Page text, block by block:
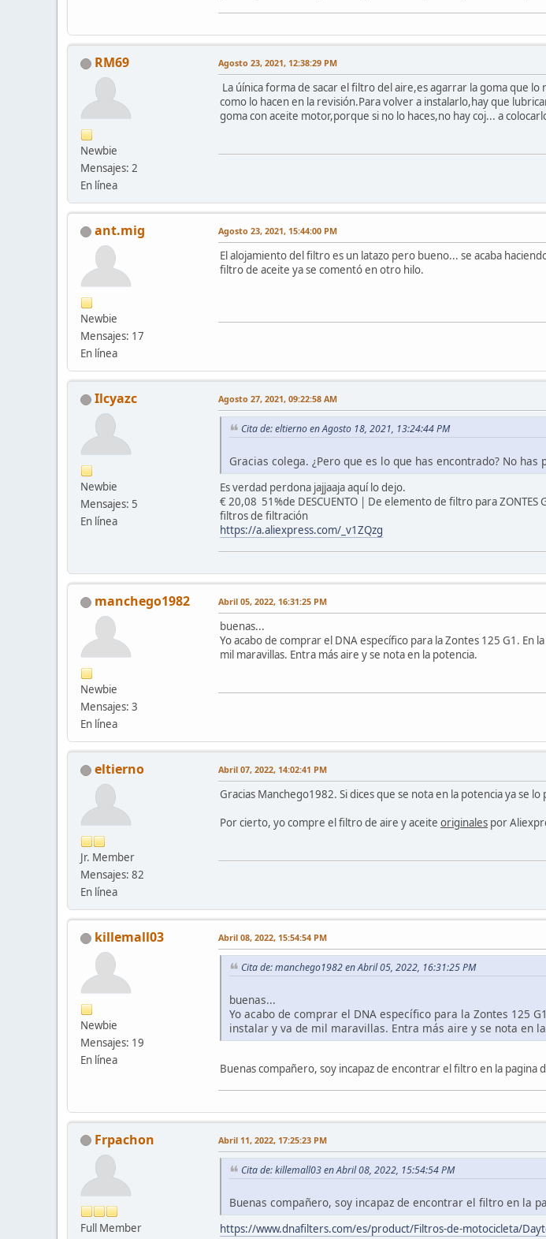
RM69
Newbie
Mensajes: 2
En línea
Agosto 23, 2021, 12:38:29 PM
La úínica forma de sacar el filtro del aire,es agarrar la goma que lo
como lo hacen en la revisión.Para volver a instalarlo,hay que
goma con aceite motor,porque si no lo haces,no hay coj... a
ant.mig
Newbie
Mensajes: 17
En línea
Agosto 23, 2021, 15:44:00 PM
El alojamiento del filtro es un latazo pero bueno... se acaba
filtro de aceite ya se comentó en otro hilo.
Ilcyazc
Newbie
Mensajes: 5
En línea
Agosto 27, 2021, 09:22:58 AM
Cita de: eltierno en Agosto 18, 2021, 13:24:44 PM
Gracias colega. ¿Pero que es lo que has encontrado? No has
Es verdad perdona jajjaaja aquí lo dejo.
€ 20,08 51%de DESCUENTO | De elemento de filtro para
filtros de filtración
https://a.aliexpress.com/_v1ZQzg
manchego1982
Newbie
Mensajes: 3
En línea
Abril 05, 2022, 16:31:25 PM
buenas...
Yo acabo de comprar el DNA específico para la Zontes 125 G1. En
mil maravillas. Entra más aire y se nota en la potencia.
eltierno
Jr. Member
Mensajes: 82
En línea
Abril 07, 2022, 14:02:41 PM
Gracias Manchego1982. Si dices que se nota en la potencia ya se
Por cierto, yo compre el filtro de aire y aceite originales por
killemall03
Newbie
Mensajes: 19
En línea
Abril 08, 2022, 15:54:54 PM
Cita de: manchego1982 en Abril 05, 2022, 16:31:25 PM
buenas...
Yo acabo de comprar el DNA específico para la Zontes 125
instalar y va de mil maravillas. Entra más aire y se nota en
Buenas compañero, soy incapaz de encontrar el filtro en la pagina
Frpachon
Full Member
Abril 11, 2022, 17:25:23 PM
Cita de: killemall03 en Abril 08, 2022, 15:54:54 PM
Buenas compañero, soy incapaz de encontrar el filtro en la
https://www.dnafilters.com/es/product/Filtros-de-motocicleta/